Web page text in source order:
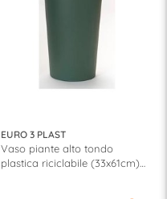
EURO 3 PLAST
Vaso piante alto tondo
plastica riciclabile (33x61cm)